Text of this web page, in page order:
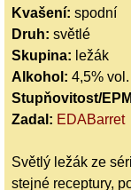
Kvašení: spodní
Druh: světlé
Skupina: ležák
Alkohol: 4,5% vol.
Stupňovitost/
Zadal: EDABarret
Světlý ležák ze
stejné receptury,